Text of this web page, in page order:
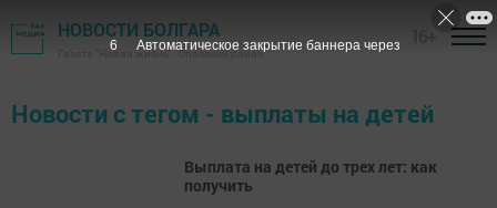
НОВОСТИ БОЛГАРА
Газета "Новая жизнь" - Спасский район
Новости с тегом - выплаты на детей
Выплата на детей до трех лет: как
получить
6 Автоматическое закрытие баннера через